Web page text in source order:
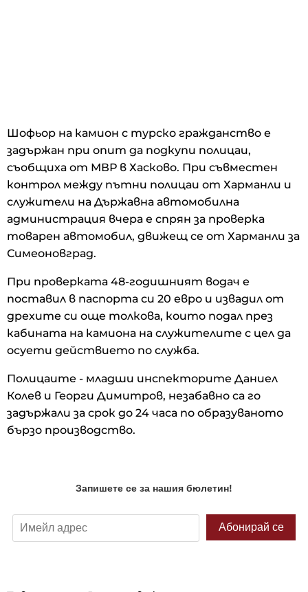
Шофьор на камион с турско гражданство е
задържан при опит да подкупи полицаи,
съобщиха от МВР в Хасково. При съвместен
контрол между пътни полицаи от Харманли и
служители на Държавна автомобилна
администрация вчера е спрян за проверка
товарен автомобил, движещ се от Харманли за
Симеоновград.
При проверката 48-годишният водач е
поставил в паспорта си 20 евро и извадил от
дрехите си още толкова, които подал през
кабината на камиона на служителите с цел да
осуети действието по служба.
Полицаите - младши инспекторите Даниел
Колев и Георги Димитров, незабавно са го
задържали за срок до 24 часа по образуваното
бързо производство.